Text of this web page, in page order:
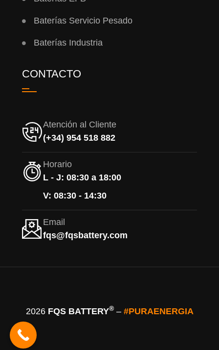
Baterías Servicio Pesado
Baterías Industria
CONTACTO
Atención al Cliente
(+34) 954 518 882
Horario
L - J: 08:30 a 18:00
V: 08:30 - 14:30
Email
fqs@fqsbattery.com
2026 FQS BATTERY®– #PURAENERGIA